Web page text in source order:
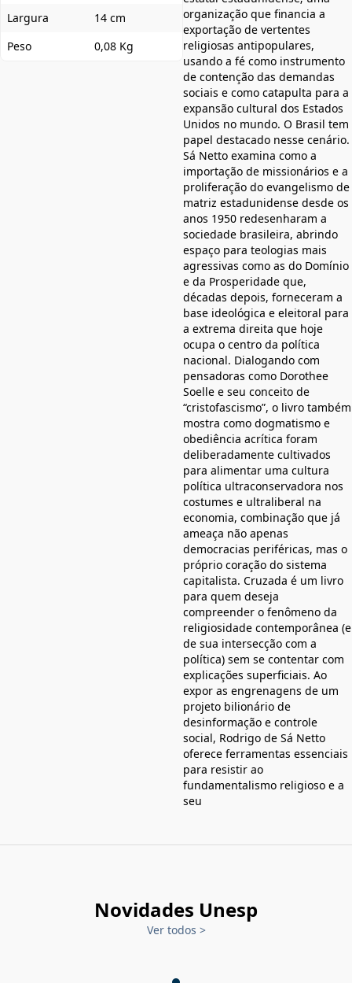
Largura
14 cm
Peso
0,08 Kg
organização que financia a
exportação de vertentes
religiosas antipopulares,
usando a fé como instrumento
de contenção das demandas
sociais e como catapulta para a
expansão cultural dos Estados
Unidos no mundo. O Brasil tem
papel destacado nesse cenário.
Sá Netto examina como a
importação de missionários e a
proliferação do evangelismo de
matriz estadunidense desde os
anos 1950 redesenharam a
sociedade brasileira, abrindo
espaço para teologias mais
agressivas como as do Domínio
e da Prosperidade que,
décadas depois, forneceram a
base ideológica e eleitoral para
a extrema direita que hoje
ocupa o centro da política
nacional. Dialogando com
pensadoras como Dorothee
Soelle e seu conceito de
“cristofascismo”, o livro também
mostra como dogmatismo e
obediência acrítica foram
deliberadamente cultivados
para alimentar uma cultura
política ultraconservadora nos
costumes e ultraliberal na
economia, combinação que já
ameaça não apenas
democracias periféricas, mas o
próprio coração do sistema
capitalista. Cruzada é um livro
para quem deseja
compreender o fenômeno da
religiosidade contemporânea (e
de sua intersecção com a
política) sem se contentar com
explicações superficiais. Ao
expor as engrenagens de um
projeto bilionário de
desinformação e controle
social, Rodrigo de Sá Netto
oferece ferramentas essenciais
para resistir ao
fundamentalismo religioso e a
seu
Novidades Unesp
Ver todos >